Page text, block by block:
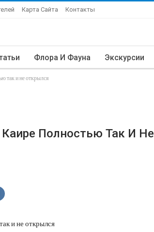
Карта Сайта Контакты
Флора И Фауна Экскурсии
так и не открылся
Полностью Так И Не